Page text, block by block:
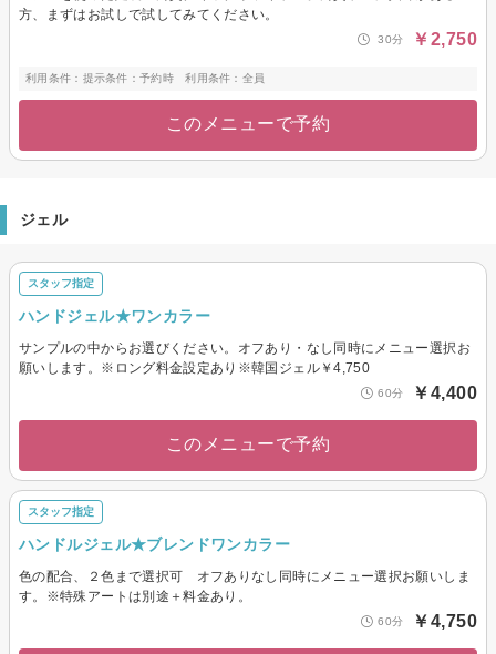
方、まずはお試しで試してみてください。
30分 ￥2,750
利用条件：提示条件：予約時 利用条件：全員
このメニューで予約
ジェル
スタッフ指定
ハンドジェル★ワンカラー
サンプルの中からお選びください。オフあり・なし同時にメニュー選択お
願いします。※ロング料金設定あり※韓国ジェル￥4,750
60分 ￥4,400
このメニューで予約
スタッフ指定
ハンドルジェル★ブレンドワンカラー
色の配合、２色まで選択可 オフありなし同時にメニュー選択お願いしま
す。※特殊アートは別途＋料金あり。
60分 ￥4,750